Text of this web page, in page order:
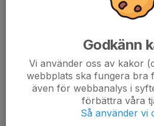
Godkänn
Vi använder oss av kakor
webbplats ska fungera bra
även för webbanalys i
förbättra våra
Så använder vi